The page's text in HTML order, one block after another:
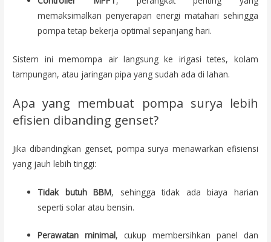
memaksimalkan penyerapan energi matahari sehingga
pompa tetap bekerja optimal sepanjang hari.
Sistem ini memompa air langsung ke irigasi tetes, kolam
tampungan, atau jaringan pipa yang sudah ada di lahan.
Apa yang membuat pompa surya lebih
efisien dibanding genset?
Jika dibandingkan genset, pompa surya menawarkan efisiensi
yang jauh lebih tinggi:
Tidak butuh BBM, sehingga tidak ada biaya harian
seperti solar atau bensin.
Perawatan minimal, cukup membersihkan panel dan